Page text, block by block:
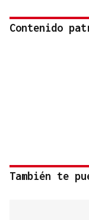
Contenido
También te